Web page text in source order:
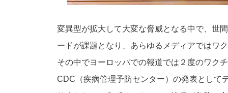
変異型が拡大して大変な脅威となる中で、世
ードが課題となり、あらゆるメディアではワ
その中でヨーロッパでの報道では２度のワク
CDC（疾病管理予防センター）の発表として